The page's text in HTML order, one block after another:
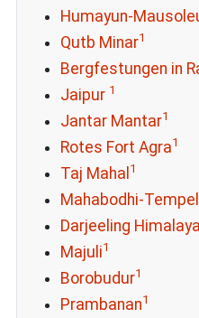
Humayun-
Qutb Minar1
Bergfestungen in
Jaipur 1
Jantar Mantar1
Rotes Fort Agra1
Taj Mahal 1
Mahabodhi-Tempel
Darjeeling
Majuli1
Borobudur1
Prambanan1